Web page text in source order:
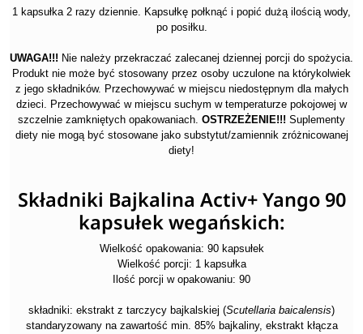
1 kapsułka 2 razy dziennie. Kapsułkę połknąć i popić dużą ilością wody,
po posiłku.
UWAGA!!! Nie należy przekraczać zalecanej dziennej porcji do spożycia.
Produkt nie może być stosowany przez osoby uczulone na którykolwiek
z jego składników. Przechowywać w miejscu niedostępnym dla małych
dzieci. Przechowywać w miejscu suchym w temperaturze pokojowej w
szczelnie zamkniętych opakowaniach. OSTRZEŻENIE!!! Suplementy
diety nie mogą być stosowane jako substytut/zamiennik zróżnicowanej
diety!
Składniki Bajkalina Activ+ Yango 90
kapsułek wegańskich:
Wielkość opakowania: 90 kapsułek
Wielkość porcji: 1 kapsułka
Ilość porcji w opakowaniu: 90
składniki: ekstrakt z tarczycy bajkalskiej (Scutellaria baicalensis)
standaryzowany na zawartość min. 85% bajkaliny, ekstrakt kłącza